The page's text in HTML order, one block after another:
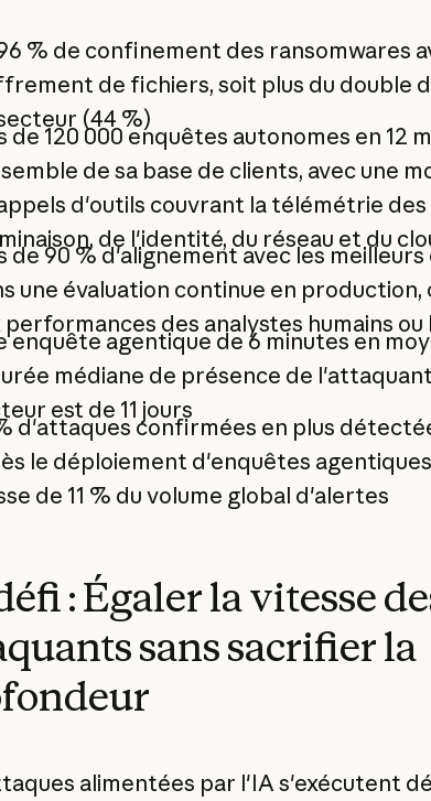
% de confinement des ransomwares
de fichiers, soit plus du double
(44 %)
de 120 000 enquêtes autonomes en 12
de sa base de clients, avec une
d'outils couvrant la télémétrie
de l'identité, du réseau et du
de 90 % d'alignement avec les
une évaluation continue en
performances des analystes humains
enquête agentique de 6 minutes en
médiane de présence de
est de 11 jours
d'attaques confirmées en plus
le déploiement d'enquêtes
de 11 % du volume global d'alertes
: Égaler la vitesse
sans sacrifier la
alimentées par l'IA s'exécutent